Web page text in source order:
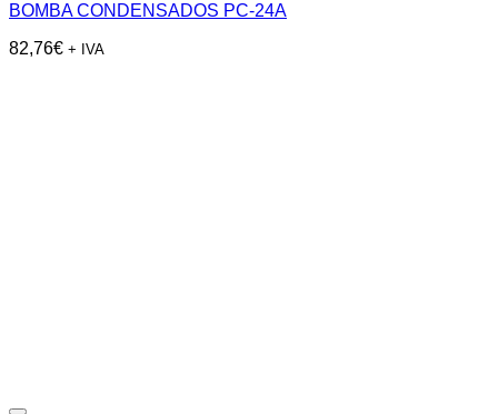
BOMBA CONDENSADOS PC-24A
82,76€ + IVA